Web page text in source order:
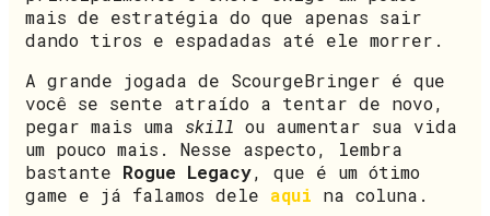
mais de estratégia do que apenas sair
dando tiros e espadadas até ele morrer.
A grande jogada de ScourgeBringer é que
você se sente atraído a tentar de novo,
pegar mais uma skill ou aumentar sua vida
um pouco mais. Nesse aspecto, lembra
bastante Rogue Legacy, que é um ótimo
game e já falamos dele aqui na coluna.